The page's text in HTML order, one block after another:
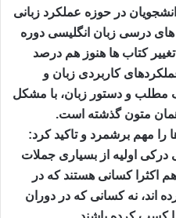
در حوزه عملکرد زبانی
های درسی زبان انگلیسی دوره
کتاب ها هنوز هم درصد
کاربردی زبان و
مطلب و دستور زبان، با مشکل
همان متون گذشته است.
را مهم برشمرد و تاکید کرد:
درکی اولیه از بسیاری جملات
اکثرا کسانی هستند که در
نه کسانی که در دوران